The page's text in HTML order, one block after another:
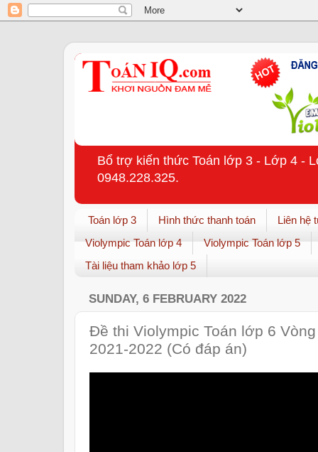
Bổ trợ kiến thức Toán lớp 3 - Lớp 4 -
0948.228.325.
Toán lớp 3 Hình thức thanh toán
Liên hệ
Violympic Toán lớp 4
Violympic Toán lớp 5
Tài liệu tham khảo lớp 5
SUNDAY, 6 FEBRUARY 2022
Đề thi Violympic Toán lớp 6
2021-2022 (Có đáp án)